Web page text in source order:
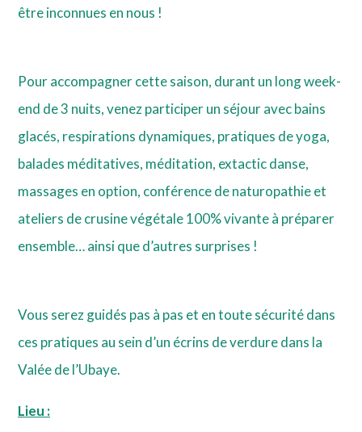
être inconnues en nous !
Pour accompagner cette saison, durant un long week-
end de 3 nuits, venez participer un séjour avec bains
glacés, respirations dynamiques, pratiques de yoga,
balades méditatives, méditation, extactic danse,
massages en option, conférence de naturopathie et
ateliers de crusine végétale 100% vivante à préparer
ensemble… ainsi que d’autres surprises !
Vous serez guidés pas à pas et en toute sécurité dans
ces pratiques au sein d’un écrins de verdure dans la
Valée de l’Ubaye.
Lieu :